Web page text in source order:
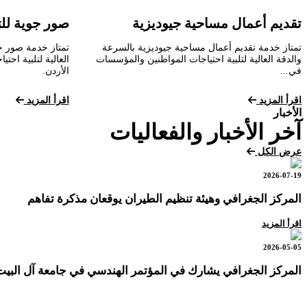
تقديم أعمال مساحية جيوديزية
تمتاز خدمة تقديم أعمال مساحية جيوديزية بالسرعة
والدقة العالية لتلبية احتياجات المواطنين والمؤسسات
في...
اقرأ المزيد
صور جوية
تمتاز خدمة صور
العالية لتلبية
الأردن.
اقرأ المزيد
الأخبار
آخر الأخبار والفعاليات
عرض الكل
2026-07-19
المركز الجغرافي وهيئة تنظيم الطيران يوقعان مذكرة تفاهم
اقرأ المزيد
2026-05-05
المركز الجغرافي يشارك في المؤتمر الهندسي في جامعة آل